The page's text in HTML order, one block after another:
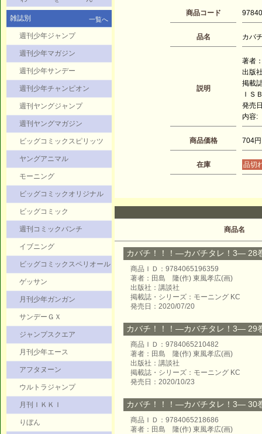
雑誌別 一覧へ
週刊少年ジャンプ
週刊少年マガジン
週刊少年サンデー
週刊少年チャンピオン
週刊ヤングジャンプ
週刊ヤングマガジン
ビッグコミックスピリッツ
ヤングアニマル
モーニング
ビッグコミックオリジナル
ビッグコミック
週刊コミックバンチ
イブニング
ビッグコミックスペリオール
ゲッサン
月刊少年ガンガン
サンデーＧＸ
ジャンプスクエア
月刊少年エース
アフタヌーン
ウルトラジャンプ
月刊ＩＫＫＩ
りぼん
商品コード
品名 カバ
説明
著者
出版
掲載
ＩＳ
発売
内容:
商品価格 704円
在庫 品切
商品名
カバチ！！！―カバチタレ！3― 28
商品ＩＤ：9784065196359
著者：田島 隆(作) 東風孝広(画)
出版社：講談社
掲載誌・シリーズ：モーニング KC
発売日：2020/07/20
カバチ！！！―カバチタレ！3― 29
商品ＩＤ：9784065210482
著者：田島 隆(作) 東風孝広(画)
出版社：講談社
掲載誌・シリーズ：モーニング KC
発売日：2020/10/23
カバチ！！！―カバチタレ！3― 30
商品ＩＤ：9784065218686
著者：田島 隆(作) 東風孝広(画)